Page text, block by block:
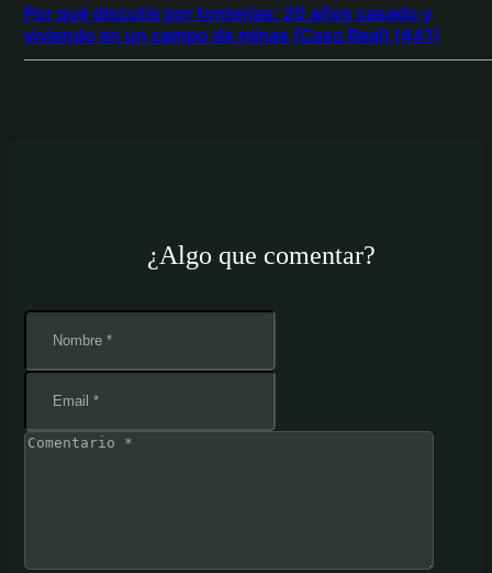
Por qué discutís por tonterías: 20 años casado y
viviendo en un campo de minas (Caso Real) (441)
¿Algo que comentar?